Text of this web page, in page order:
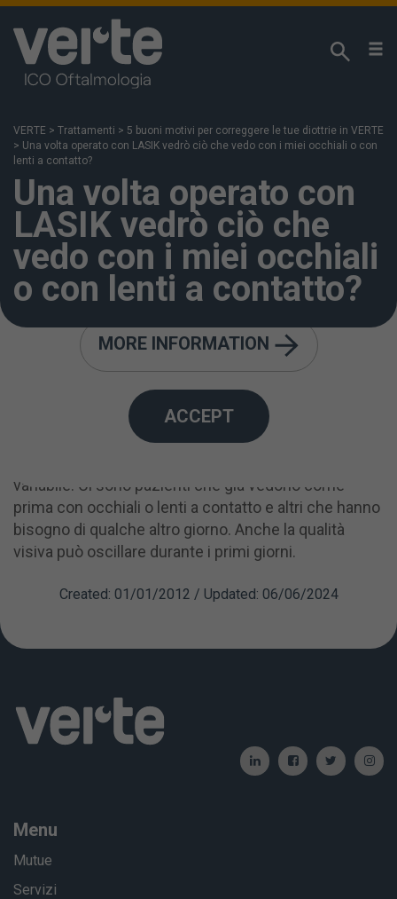
VERTE > Trattamenti > 5 buoni motivi per correggere le tue diottrie in VERTE
> Una volta operato con LASIK vedrò ciò che vedo con i miei occhiali o con
lenti a contatto?
Una volta operato con
LASIK vedrò ciò che
vedo con i miei occhiali
o con lenti a contatto?
Dopo l'operazione la visione sarà un po' sfocata,
come se fosse sott'acqua in una piscina, un
fenomeno che si chiarisce con il passare delle ore. A
variabile. Ci sono pazienti che già vedono come
prima con occhiali o lenti a contatto e altri che hanno
bisogno di qualche altro giorno. Anche la qualità
visiva può oscillare durante i primi giorni.
Created: 01/01/2012 / Updated: 06/06/2024
Menu
Mutue
Servizi
We respect your privacy!
cookies to analyse your browsing habits and offer
you information regarding our content in line with
your interests. You can access our
for more information. If you click “Accept”, we shall
deem that you have been informed and accept
cookies being installed and used. You can also
change your settings or reject usage by clicking on
“More information”.
MORE INFORMATION
ACCEPT